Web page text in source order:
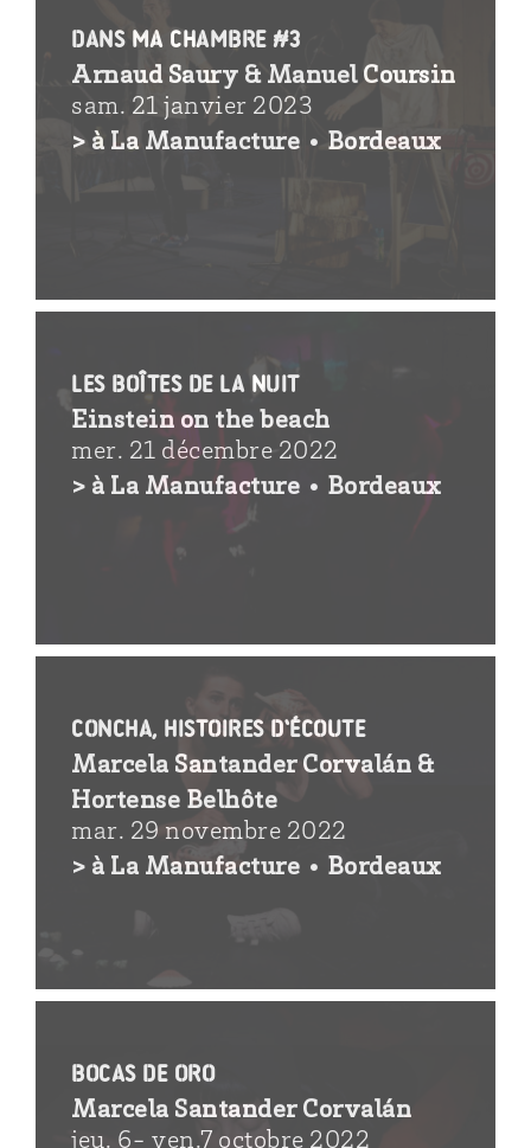
dans ma chambre #3
Arnaud Saury & Manuel Coursin
sam. 21 janvier 2023
> à La Manufacture • Bordeaux
Les boîtes de la nuit
Einstein on the beach
mer. 21 décembre 2022
> à La Manufacture • Bordeaux
Concha, histoires d’écoute
Marcela Santander Corvalán &
Hortense Belhôte
mar. 29 novembre 2022
> à La Manufacture • Bordeaux
bocas de oro
Marcela Santander Corvalán
jeu. 6- ven.7 octobre 2022